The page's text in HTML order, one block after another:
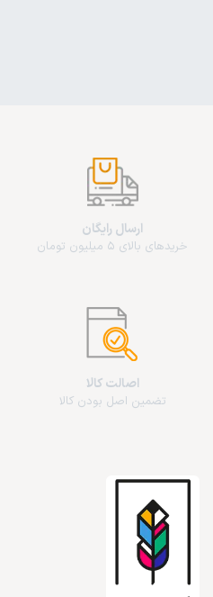
ارسال رایگان
خریدهای بالای 5 میلیون تومان
اصالت کالا
تضمین اصل بودن کالا